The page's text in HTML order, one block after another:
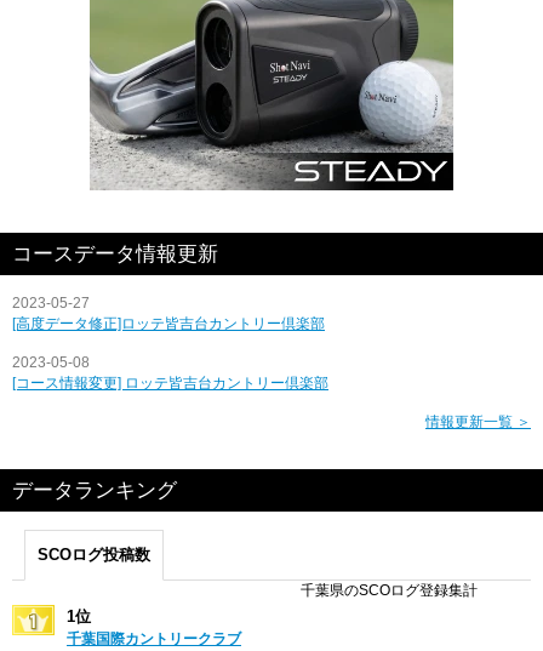
コースデータ情報更新
2023-05-27
[高度データ修正]ロッテ皆吉台カントリー倶楽部
2023-05-08
[コース情報変更] ロッテ皆吉台カントリー倶楽部
情報更新一覧 ＞
データランキング
SCOログ投稿数
千葉県のSCOログ登録集計
1位
千葉国際カントリークラブ